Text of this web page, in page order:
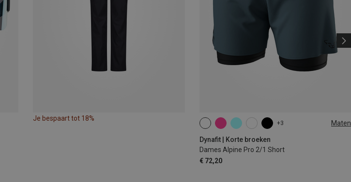
Je bespaart tot 18%
+3 Maten
Dynafit | Korte broeken
Dames Alpine Pro 2/1 Short
€ 72,20
XS S M XL